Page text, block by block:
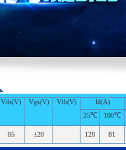
Vds(V) Vgs(V) Vth(V)
Id(A)
25℃
100℃
85 ±20 128 81